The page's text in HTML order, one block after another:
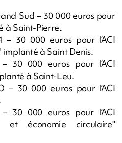
Sud – 30 000 euros pour
à Saint-Pierre.
– 30 000 euros pour l’ACI
implanté à Saint Denis.
– 30 000 euros pour l’ACI
à Saint-Leu.
– 30 000 euros pour l’ACI
– 30 000 euros pour l’ACI
et économie circulaire"